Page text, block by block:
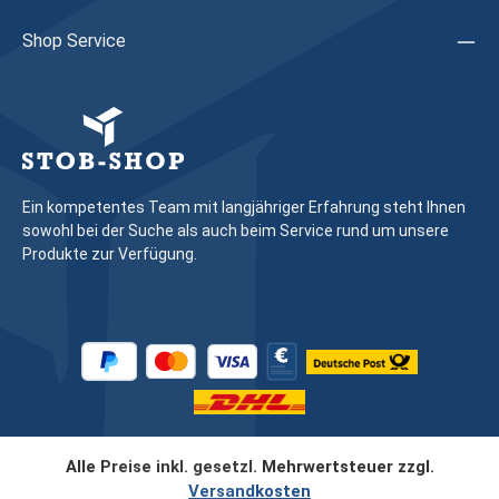
Shop Service
Ein kompetentes Team mit langjähriger Erfahrung steht Ihnen
sowohl bei der Suche als auch beim Service rund um unsere
Produkte zur Verfügung.
Alle Preise inkl. gesetzl. Mehrwertsteuer zzgl.
Versandkosten